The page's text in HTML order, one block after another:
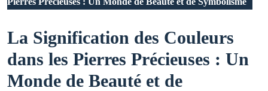
La Signification des Couleurs
dans les Pierres Précieuses : Un
Monde de Beauté et de